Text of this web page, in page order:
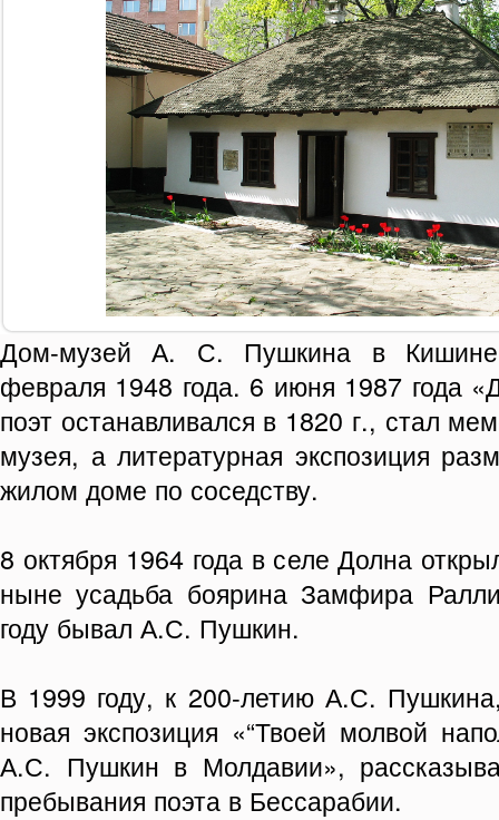
Дом-музей А. С. Пушкина в
февраля 1948 года. 6 июня 1987 года
поэт останавливался в 1820 г., стал
музея, а литературная экспозиция
жилом доме по соседству.
8 октября 1964 года в селе Долна
ныне усадьба боярина Замфира
году бывал А.С. Пушкин.
В 1999 году, к 200-летию А.С.
новая экспозиция «“Твоей молвой
А.С. Пушкин в Молдавии»,
пребывания поэта в Бессарабии.